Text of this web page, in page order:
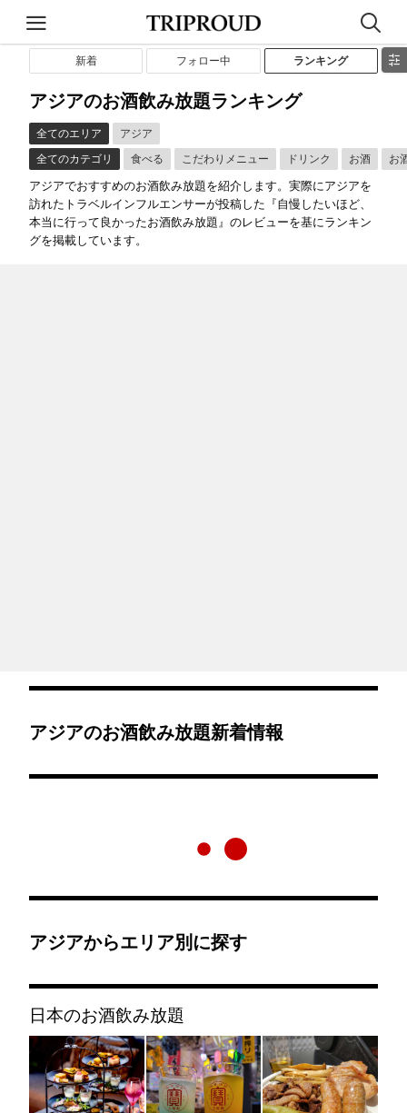
新着 フォロー中 ランキング
アジアのお酒飲み放題ランキング
全てのエリア
アジア
全てのカテゴリ
食べる こだわりメニュー ドリンク お酒 お
アジアでおすすめのお酒飲み放題を紹介します。実際にアジアを
訪れたトラベルインフルエンサーが投稿した『自慢したいほど、
本当に行って良かったお酒飲み放題』のレビューを基にランキン
グを掲載しています。
アジアのお酒飲み放題新着情報
アジアからエリア別に探す
日本のお酒飲み放題